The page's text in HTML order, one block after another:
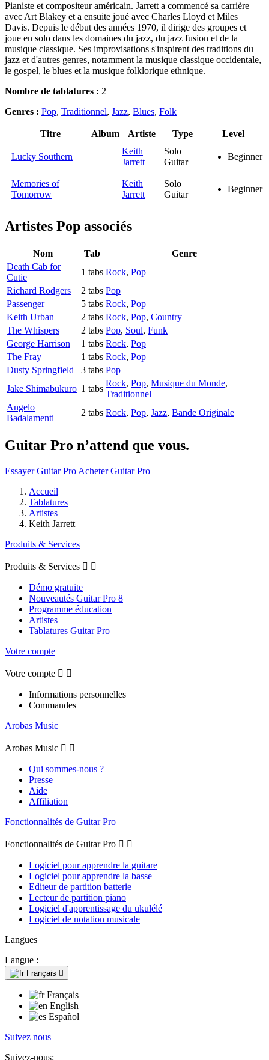
Pianiste et compositeur américain. Jarrett a commencé sa carrière
avec Art Blakey et a ensuite joué avec Charles Lloyd et Miles
Davis. Depuis le début des années 1970, il dirige des groupes et
joue en solo dans les domaines du jazz, du jazz fusion et de la
musique classique. Ses improvisations s'inspirent des traditions du
jazz et d'autres genres, notamment la musique classique occidentale,
le gospel, le blues et la musique folklorique ethnique.
Nombre de tablatures : 2
Genres : Pop, Traditionnel, Jazz, Blues, Folk
Titre Album Artiste Type Level
Lucky Southern
Keith
Jarrett
Solo
Guitar
Beginner
Memories of
Tomorrow
Keith
Jarrett
Solo
Guitar
Beginner
Artistes Pop associés
Nom Tab
Genre
Death Cab for
Cutie
1 tabs Rock, Pop
Richard Rodgers
2 tabs Pop
Passenger
5 tabs Rock, Pop
Keith Urban
2 tabs Rock, Pop, Country
The Whispers
2 tabs Pop, Soul, Funk
George Harrison
1 tabs Rock, Pop
The Fray
1 tabs Rock, Pop
Dusty Springfield
3 tabs Pop
Jake Shimabukuro 1 tabs
Rock, Pop, Musique du Monde,
Traditionnel
Angelo
Badalamenti
2 tabs Rock, Pop, Jazz, Bande Originale
Guitar Pro n’attend que vous.
Essayer Guitar Pro Acheter Guitar Pro
Accueil
Tablatures
Artistes
Keith Jarrett
Produits & Services
Produits & Services  
Démo gratuite
Nouveautés Guitar Pro 8
Programme éducation
Artistes
Tablatures Guitar Pro
Votre compte
Votre compte  
Informations personnelles
Commandes
Arobas Music
Arobas Music  
Qui sommes-nous ?
Presse
Aide
Affiliation
Fonctionnalités de Guitar Pro
Fonctionnalités de Guitar Pro  
Logiciel pour apprendre la guitare
Logiciel pour apprendre la basse
Editeur de partition batterie
Lecteur de partition piano
Logiciel d'apprentissage du ukulélé
Logiciel de notation musicale
Langues
Langue :
Français 
Français
English
Español
Suivez nous
Suivez-nous: